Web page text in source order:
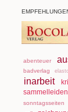
abenteuer
badverlag
inarbeit
sonntagsseiten